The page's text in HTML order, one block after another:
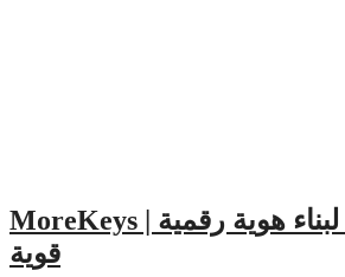
MoreKeys | حلول احترافية لبناء هوية رقمية
قوية